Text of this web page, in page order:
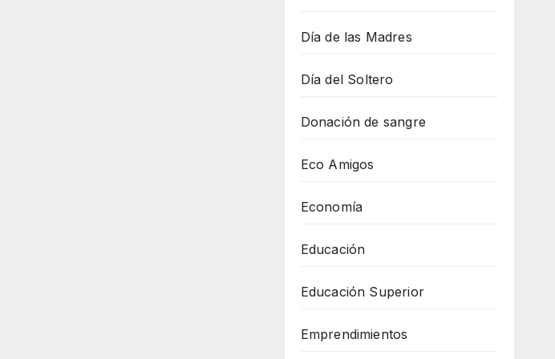
Día de las Madres
Día del Soltero
Donación de sangre
Eco Amigos
Economía
Educación
Educación Superior
Emprendimientos